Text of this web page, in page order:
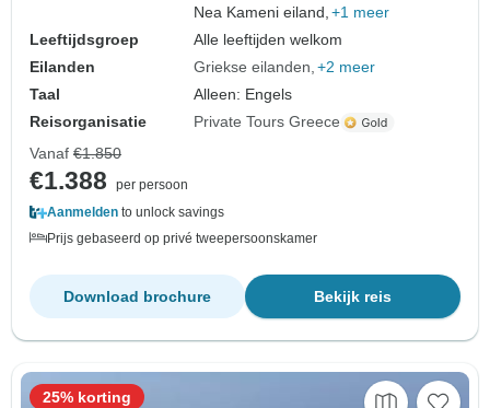
Nea Kameni eiland, +1 meer
Leeftijdsgroep
Alle leeftijden welkom
Eilanden
Griekse eilanden +2 meer
Taal
Alleen: Engels
Reisorganisatie
Private Tours Greece
Vanaf €1.850
€1.388
per persoon
Aanmelden to unlock savings
Prijs gebaseerd op privé tweepersoonskamer
Bekijk reis
Download brochure
25% korting